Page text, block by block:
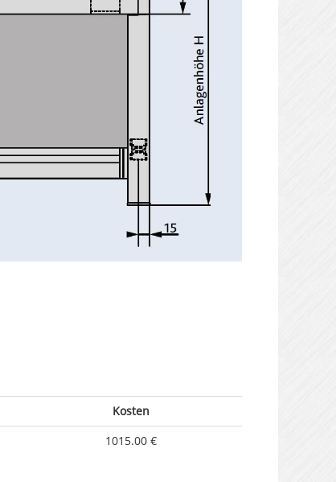
Kosten
1015.00 €